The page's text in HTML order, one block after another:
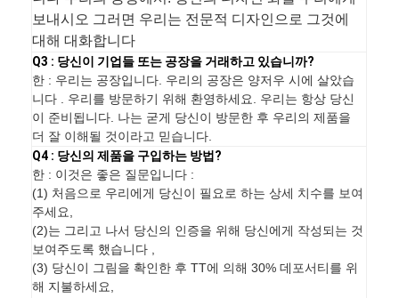
보내시오 그러면 우리는 전문적 디자인으로 그것에
대해 대화합니다
Q3 : 당신이 기업들 또는 공장을 거래하고 있습니까?
한 : 우리는 공장입니다. 우리의 공장은 양저우 시에 살았습
니다 . 우리를 방문하기 위해 환영하세요. 우리는 항상 당신
이 준비됩니다. 나는 굳게 당신이 방문한 후 우리의 제품을
더 잘 이해될 것이라고 믿습니다.
Q4 : 당신의 제품을 구입하는 방법?
한 : 이것은 좋은 질문입니다 :
(1) 처음으로 우리에게 당신이 필요로 하는 상세 치수를 보여
주세요,
(2)는 그리고 나서 당신의 인증을 위해 당신에게 작성되는 것
보여주도록 했습니다 ,
(3) 당신이 그림을 확인한 후 TT에 의해 30% 데포서티를 위
해 지불하세요,